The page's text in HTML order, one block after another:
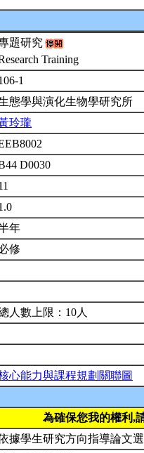
題研究
Training
1
態學與演化生物學研究所
玲瓏
D0030
年
修
人數上限：10人
心能力與課程規劃關聯圖
為確保您我的權利,
據學生研究方向指導論文